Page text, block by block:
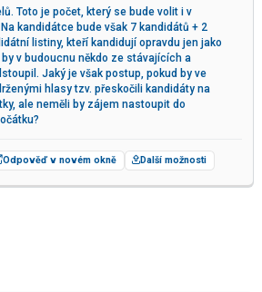
Toto je počet, který se bude volit i v
kandidátce bude však 7 kandidátů + 2
listiny, kteří kandidují opravdu jen jako
v budoucnu někdo ze stávajících a
Jaký je však postup, pokud by ve
hlasy tzv. přeskočili kandidáty na
ale neměli by zájem nastoupit do
Odpověď v novém okně Další možnosti